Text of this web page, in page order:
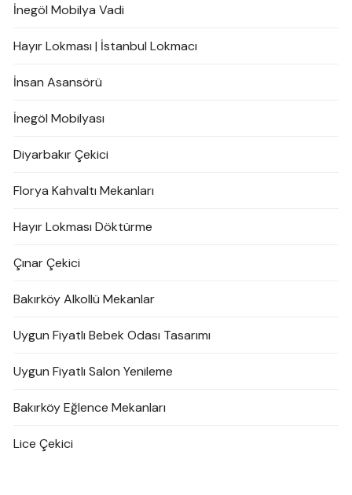
İnegöl Mobilya Vadi
Hayır Lokması | İstanbul Lokmacı
İnsan Asansörü
İnegöl Mobilyası
Diyarbakır Çekici
Florya Kahvaltı Mekanları
Hayır Lokması Döktürme
Çınar Çekici
Bakırköy Alkollü Mekanlar
Uygun Fiyatlı Bebek Odası Tasarımı
Uygun Fiyatlı Salon Yenileme
Bakırköy Eğlence Mekanları
Lice Çekici